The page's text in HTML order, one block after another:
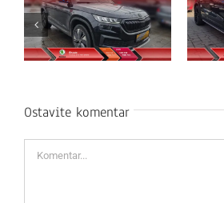
Ostavite komentar